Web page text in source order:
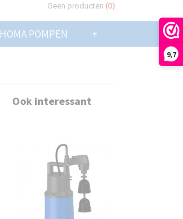
9,7
Geen producten (0)
HOMA POMPEN +
Ook interessant